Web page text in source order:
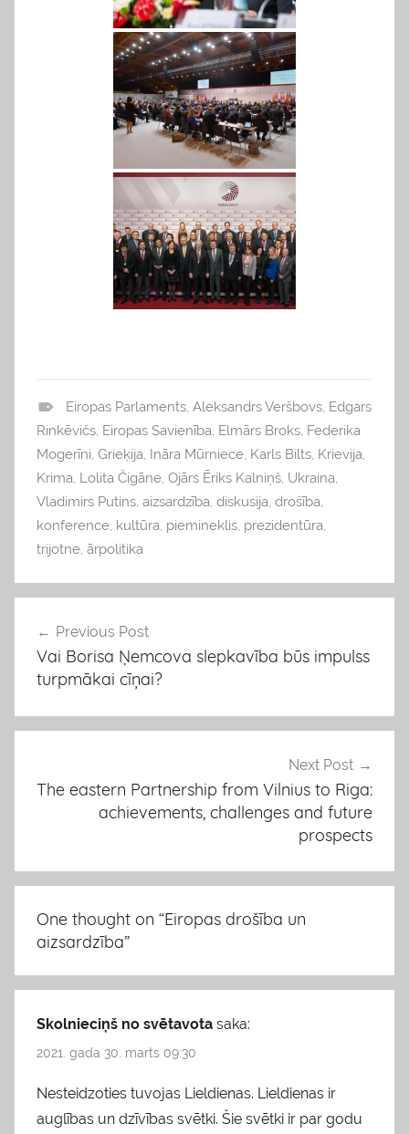
b
l
o
g
s
Eiropas Parlaments, Aleksandrs Veršbovs, Edgars
Rinkēvičs, Eiropas Savienība, Elmārs Broks, Federika
Mogerīni, Grieķija, Ināra Mūrniece, Karls Bilts, Krievija,
Krima, Lolita Čigāne, Ojārs Ēriks Kalniņš, Ukraina,
Vladimirs Putins, aizsardzība, diskusija, drošība,
konference, kultūra, piemineklis, prezidentūra,
trijotne, ārpolitika
Ziņu
izvēlne
Previous Post
Vai Borisa Ņemcova slepkavība būs impulss
turpmākai cīņai?
Next Post
The eastern Partnership from Vilnius to Riga:
achievements, challenges and future
prospects
One thought on “Eiropas drošība un
aizsardzība”
Skolnieciņš no svētavota saka:
2021. gada 30. marts 09:30
Nesteidzoties tuvojas Lieldienas. Lieldienas ir
auglības un dzīvības svētki. Šie svētki ir par godu